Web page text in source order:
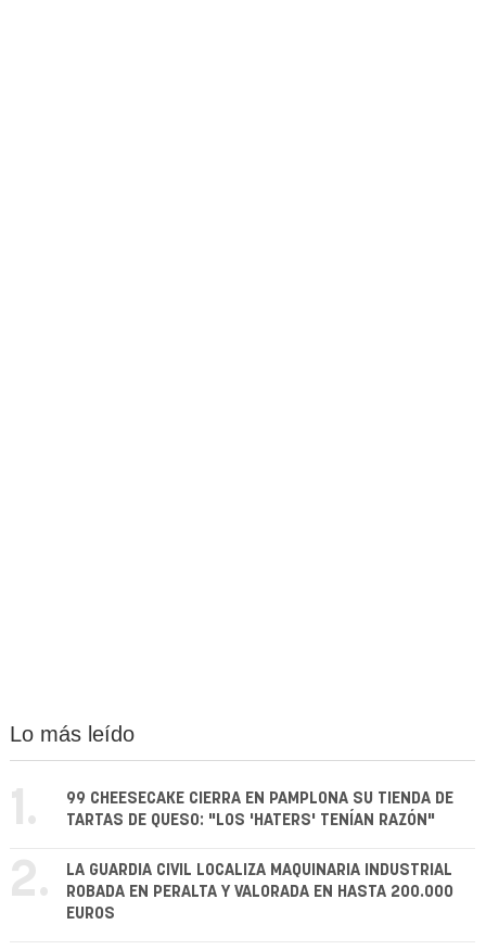
Lo más leído
1.
99 CHEESECAKE CIERRA EN PAMPLONA SU TIENDA DE
TARTAS DE QUESO: "LOS 'HATERS' TENÍAN RAZÓN"
2.
LA GUARDIA CIVIL LOCALIZA MAQUINARIA INDUSTRIAL
ROBADA EN PERALTA Y VALORADA EN HASTA 200.000
EUROS